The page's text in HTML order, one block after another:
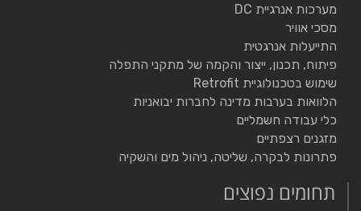
מערכות אנרגיית DC
מסכי אוויר
התייעלות אנרגטית
פיתוח, תכנון, ייצור והקמה של מתקני התפלה
שימוש בטכנולוגיית Retrofit
הלוואות בערבות מדינה לחברות יבואניות
כלי עבודה חשמליים
מזגנים רצפתיים
פתרונות לבקרה, שליטה, ניהול מים והשקיה
תחומים נפוצים